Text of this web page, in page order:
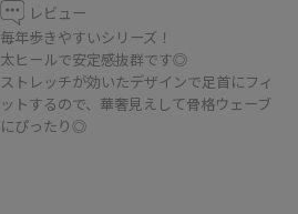
ーしていただくと、気になる
トをいつでもすぐにチェックで
問い合わせくださいませ。
レビュー
毎年歩きやすいシリーズ！
太ヒールで安定感抜群です◎
ストレッチが効いたデザインで足首にフィ
ットするので、華奢見えして骨格ウェーブ
にぴったり◎